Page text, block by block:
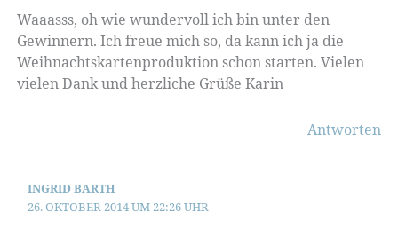
Waaasss, oh wie wundervoll ich bin unter den
Gewinnern. Ich freue mich so, da kann ich ja die
Weihnachtskartenproduktion schon starten. Vielen
vielen Dank und herzliche Grüße Karin
Antworten
INGRID BARTH
26. OKTOBER 2014 UM 22:26 UHR